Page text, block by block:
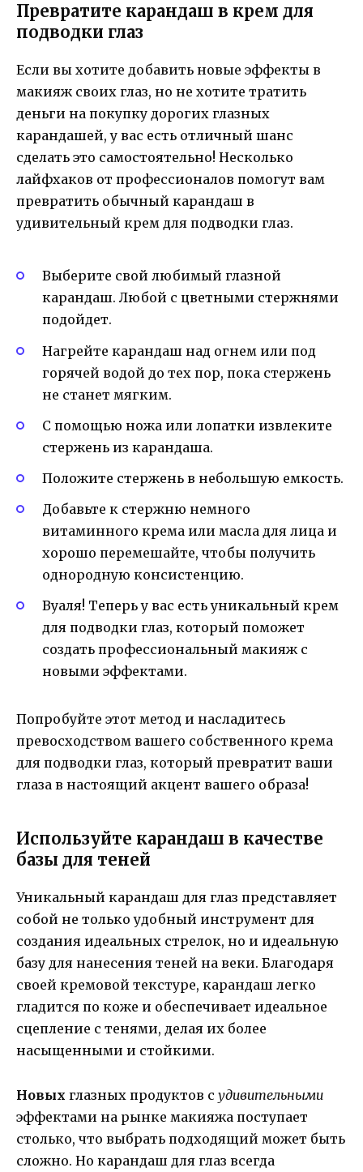
Превратите карандаш в крем для
подводки глаз
Если вы хотите добавить новые эффекты в
макияж своих глаз, но не хотите тратить
деньги на покупку дорогих глазных
карандашей, у вас есть отличный шанс
сделать это самостоятельно! Несколько
лайфхаков от профессионалов помогут вам
превратить обычный карандаш в
удивительный крем для подводки глаз.
Выберите свой любимый глазной
карандаш. Любой с цветными стержнями
подойдет.
Нагрейте карандаш над огнем или под
горячей водой до тех пор, пока стержень
не станет мягким.
С помощью ножа или лопатки извлеките
стержень из карандаша.
Положите стержень в небольшую емкость.
Добавьте к стержню немного
витаминного крема или масла для лица и
хорошо перемешайте, чтобы получить
однородную консистенцию.
Вуаля! Теперь у вас есть уникальный крем
для подводки глаз, который поможет
создать профессиональный макияж с
новыми эффектами.
Попробуйте этот метод и насладитесь
превосходством вашего собственного крема
для подводки глаз, который превратит ваши
глаза в настоящий акцент вашего образа!
Используйте карандаш в качестве
базы для теней
Уникальный карандаш для глаз представляет
собой не только удобный инструмент для
создания идеальных стрелок, но и идеальную
базу для нанесения теней на веки. Благодаря
своей кремовой текстуре, карандаш легко
гладится по коже и обеспечивает идеальное
сцепление с тенями, делая их более
насыщенными и стойкими.
Новых глазных продуктов с удивительными
эффектами на рынке макияжа поступает
столько, что выбрать подходящий может быть
сложно. Но карандаш для глаз всегда